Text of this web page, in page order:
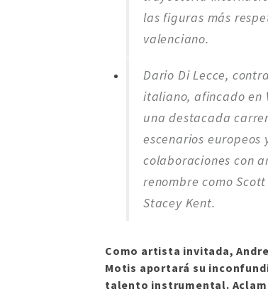
las figuras más
valenciano.
Dario Di Lecce,
italiano, afincado en
una destacada
escenarios europeos
colaboraciones con
renombre como
Stacey Kent.
Como artista invitada,
Motis aportará su
talento instrumental.